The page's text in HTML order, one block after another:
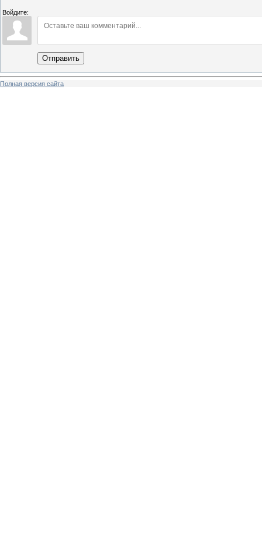
Войдите:
Отправить
Полная версия сайта